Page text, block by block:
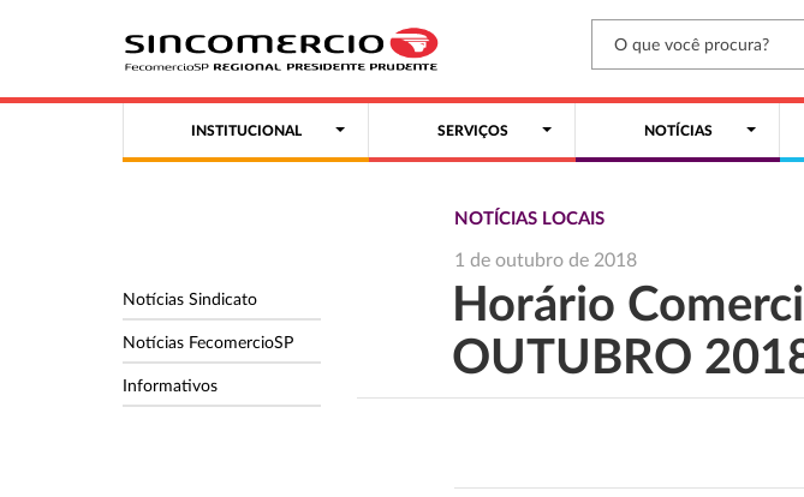
INSTITUCIONAL SERVIÇOS NOTÍCIAS
Notícias Sindicato
Notícias FecomercioSP
Informativos
NOTÍCIAS LOCAIS
1 de outubro de 2018
Horário
OUTUBRO